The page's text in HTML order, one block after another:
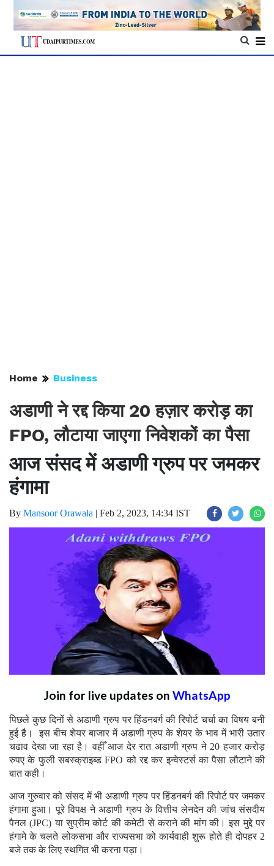
Home Business
अडाणी ने रद्द किया 20 हज़ार करोड़ का
FPO, लौटाया जाएगा निवेशकों का पैसा
आज संसद में अडाणी ग्रुप पर जमकर
हंगामा
By Mansoor Orawala | Feb 2, 2023, 14:34 IST
Join for live updates on WhatsApp
पिछले कुछ दिनों से अडाणी ग्रुप पर हिंडनबर्ग की रिपोर्ट चर्चा का विषय बनी
हुई है। इस बीच शेयर बाजार में अडाणी ग्रुप के शेयर के भाव में भारी उतार
चढाव देखा जा रहा है। वहीँ आज देर रात अडाणी ग्रुप ने 20 हजार करोड़
रुपए के फुली सबस्क्राइब्ड FPO को रद्द कर इन्वेस्टर्स का पैसा लौटाने की
बात कही।
आज गुरुवार को संसद में भी अडाणी ग्रुप पर हिंडनबर्ग की रिपोर्ट पर जमकर
हंगामा हुआ। पूरे विपक्ष ने अडाणी ग्रुप के वित्तीय लेनदेन की जांच संसदीय
पैनल (JPC) या सुप्रीम कोर्ट की कमेटी से कराने की मांग की। इस मुद्दे पर
हंगामे के चलते लोकसभा और राज्यसभा को कार्यवाही शुरू होते ही दोपहर 2
बजे तक के लिए स्थगित भी करना पड़ा।